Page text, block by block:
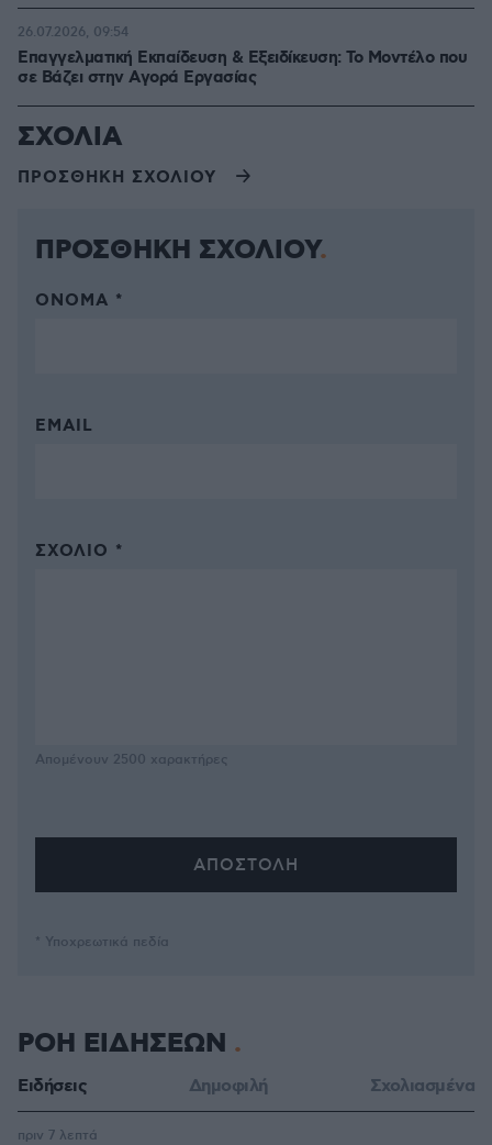
Επαγγελματική Εκπαίδευση & Εξειδίκευση: Το Mοντέλο που
σε Bάζει στην Aγορά Eργασίας
26.07.2026, 09:54
ΣΧΟΛΙΑ
ΠΡΟΣΘΗΚΗ ΣΧΟΛΙΟΥ
ΠΡΟΣΘΗΚΗ ΣΧΟΛΙΟΥ
ΌΝΟΜΑ *
EMAIL
ΣΧΌΛΙΟ *
Απομένουν 2500 χαρακτήρες
* Υποχρεωτικά πεδία
ΡΟΗ ΕΙΔΗΣΕΩΝ
Ειδήσεις Δημοφιλή Σχολιασμένα
πριν 7 λεπτά